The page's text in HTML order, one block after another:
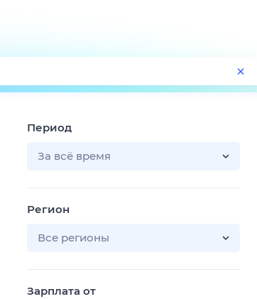
Поиск
ТВ-программа
Период
За всё время
Регион
Все регионы
Зарплата от